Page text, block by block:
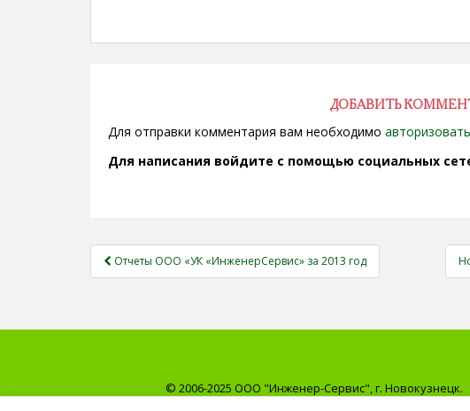
ДОБАВИТЬ
Для отправки комментария вам необходимо
Для написания войдите с помощью социальных
НАВИГАЦИЯ
Отчеты ООО «УК «ИнженерСервис» за 2013 год
© 2006-2025 ООО "Инженер-Сервис", г. Новокузнецк.